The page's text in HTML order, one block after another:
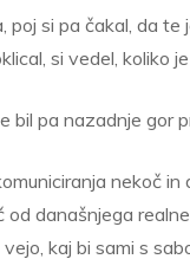
si pa čakal, da te
si vedel, koliko je
bil pa nazadnje gor
nekoč in
današnjega
kaj bi sami s